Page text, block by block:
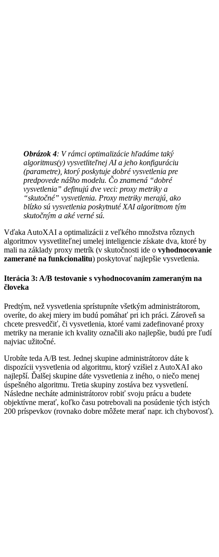
Obrázok 4: V rámci optimalizácie hľadáme taký
algoritmus(y) vysvetliteľnej AI a jeho konfiguráciu
(parametre), ktorý poskytuje dobré vysvetlenia pre
predpovede nášho modelu. Čo znamená “dobré
vysvetlenia” definujú dve veci: proxy metriky a
“skutočné” vysvetlenia. Proxy metriky merajú, ako
blízko sú vysvetlenia poskytnuté XAI algoritmom tým
skutočným a aké verné sú.
Vďaka AutoXAI a optimalizácii z veľkého množstva rôznych
algoritmov vysvetliteľnej umelej inteligencie získate dva, ktoré by
mali na základy proxy metrík (v skutočnosti ide o vyhodnocovanie
zamerané na funkcionalitu) poskytovať najlepšie vysvetlenia.
Iterácia 3: A/B testovanie s vyhodnocovaním zameraným na
človeka
Predtým, než vysvetlenia sprístupníte všetkým administrátorom,
overíte, do akej miery im budú pomáhať pri ich práci. Zároveň sa
chcete presvedčiť, či vysvetlenia, ktoré vami zadefinované proxy
metriky na meranie ich kvality označili ako najlepšie, budú pre ľudí
najviac užitočné.
Urobíte teda A/B test. Jednej skupine administrátorov dáte k
dispozícii vysvetlenia od algoritmu, ktorý vzišiel z AutoXAI ako
najlepší. Ďalšej skupine dáte vysvetlenia z iného, o niečo menej
úspešného algoritmu. Tretia skupiny zostáva bez vysvetlení.
Následne necháte administrátorov robiť svoju prácu a budete
objektívne merať, koľko času potrebovali na posúdenie tých istých
200 príspevkov (rovnako dobre môžete merať napr. ich chybovosť).